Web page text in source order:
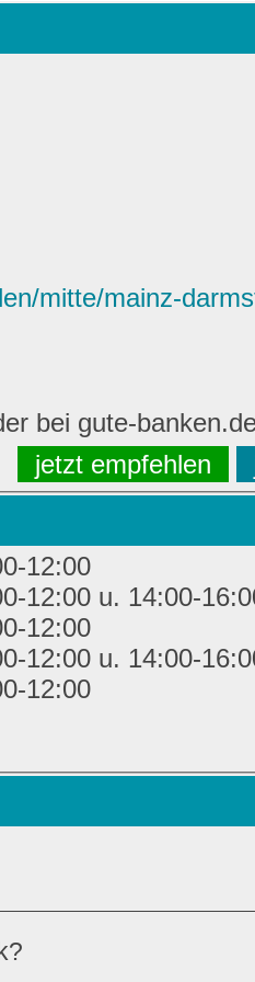
mitte/mainz-
bei gute-
jetzt empfehlen
12:00
12:00 u. 14:00-
12:00
12:00 u. 14:00-
12:00